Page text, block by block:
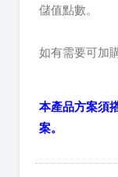
儲值點數。
如有需要可加
本產品方案須
案。